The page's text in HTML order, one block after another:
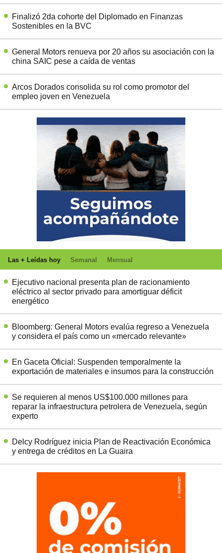
Finalizó 2da cohorte del Diplomado en Finanzas
Sostenibles en la BVC
General Motors renueva por 20 años su asociación con la
china SAIC pese a caída de ventas
Arcos Dorados consolida su rol como promotor del
empleo joven en Venezuela
Las + Leídas hoy Semanal Mensual
Ejecutivo nacional presenta plan de racionamiento
eléctrico al sector privado para amortiguar déficit
energético
Bloomberg: General Motors evalúa regreso a Venezuela
y considera el país como un «mercado relevante»
En Gaceta Oficial: Suspenden temporalmente la
exportación de materiales e insumos para la construcción
Se requieren al menos US$100.000 millones para
reparar la infraestructura petrolera de Venezuela, según
experto
Delcy Rodríguez inicia Plan de Reactivación Económica
y entrega de créditos en La Guaira